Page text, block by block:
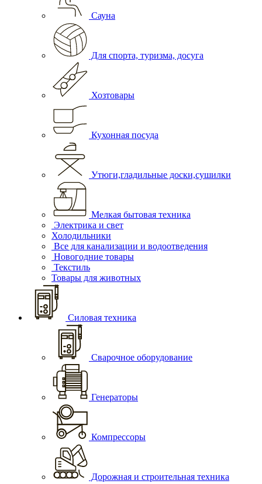
Сауна
Для спорта, туризма, досуга
Хозтовары
Кухонная посуда
Утюги,гладильные доски,сушилки
Мелкая бытовая техника
Электрика и свет
Холодильники
Все для канализации и водоотведения
Новогодние товары
Текстиль
Товары для животных
Силовая техника
Сварочное оборудование
Генераторы
Компрессоры
Дорожная и строительная техника